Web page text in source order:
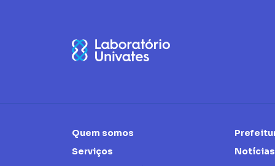
Quem somos
Serviços
Notícias